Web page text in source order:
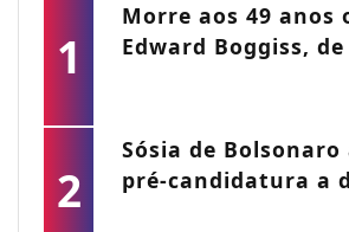
1
Morre aos 49 anos
Edward Boggiss,
2
Sósia de
pré-candidatura a